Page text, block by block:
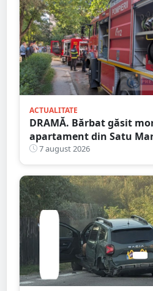
ACTUALITATE
DRAMĂ. Bărbat găsit
apartament din Satu
spart ușa
7 august 2026